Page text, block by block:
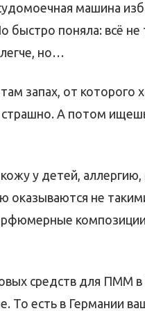
машина
быстро поняла: всё
но…
запах, от которого
страшно. А потом
у детей,
оказываются не
средств для ПММ в
То есть в Германии